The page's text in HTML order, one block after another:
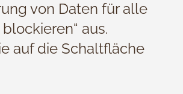
von Daten für alle
aus.
auf die Schaltfläche